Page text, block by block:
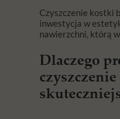
Czyszczenie kostki
inwestycja w
nawierzchni, którą
Dlaczego